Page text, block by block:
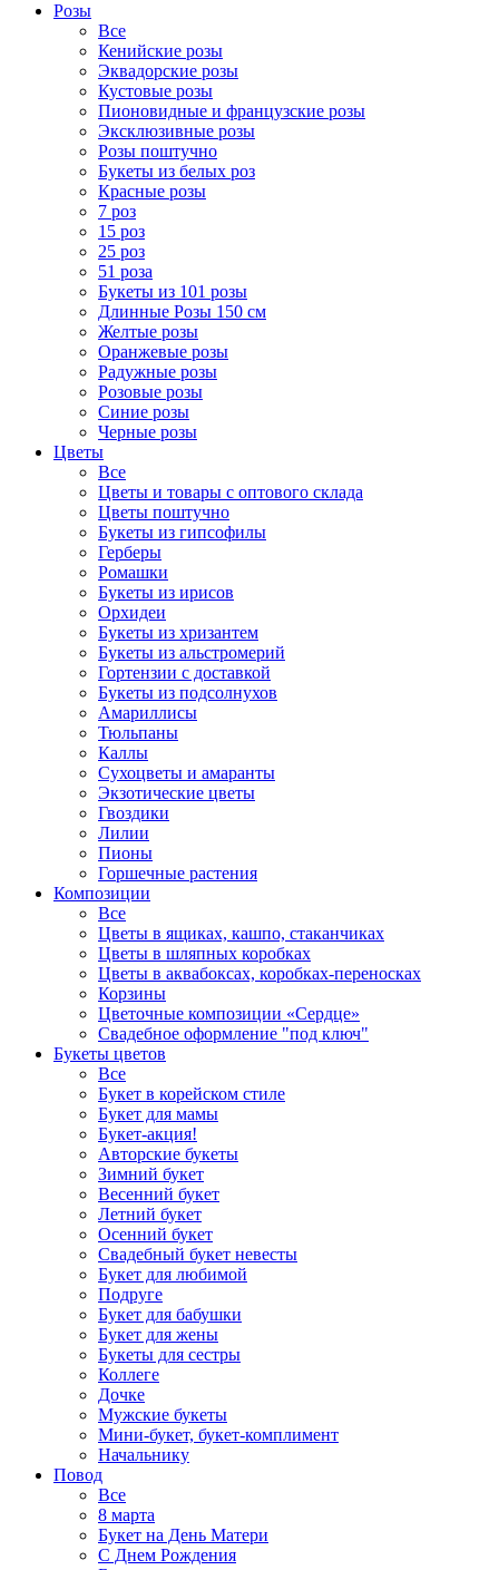
Розы
Все
Кенийские розы
Эквадорские розы
Кустовые розы
Пионовидные и французские розы
Эксклюзивные розы
Розы поштучно
Букеты из белых роз
Красные розы
7 роз
15 роз
25 роз
51 роза
Букеты из 101 розы
Длинные Розы 150 см
Желтые розы
Оранжевые розы
Радужные розы
Розовые розы
Синие розы
Черные розы
Цветы
Все
Цветы и товары с оптового склада
Цветы поштучно
Букеты из гипсофилы
Герберы
Ромашки
Букеты из ирисов
Орхидеи
Букеты из хризантем
Букеты из альстромерий
Гортензии с доставкой
Букеты из подсолнухов
Амариллисы
Тюльпаны
Каллы
Сухоцветы и амаранты
Экзотические цветы
Гвоздики
Лилии
Пионы
Горшечные растения
Композиции
Все
Цветы в ящиках, кашпо, стаканчиках
Цветы в шляпных коробках
Цветы в аквабоксах, коробках-переносках
Корзины
Цветочные композиции «Сердце»
Свадебное оформление "под ключ"
Букеты цветов
Все
Букет в корейском стиле
Букет для мамы
Букет-акция!
Авторские букеты
Зимний букет
Весенний букет
Летний букет
Осенний букет
Свадебный букет невесты
Букет для любимой
Подруге
Букет для бабушки
Букет для жены
Букеты для сестры
Коллеге
Дочке
Мужские букеты
Мини-букет, букет-комплимент
Начальнику
Повод
Все
8 марта
Букет на День Матери
С Днем Рождения